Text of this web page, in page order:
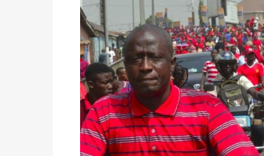
statistiques des législatives et
Politique -Suite de la publication des
ce 03 juin à 14h
Politique- Suite de la publication des
– mardi 02 juin à 17h